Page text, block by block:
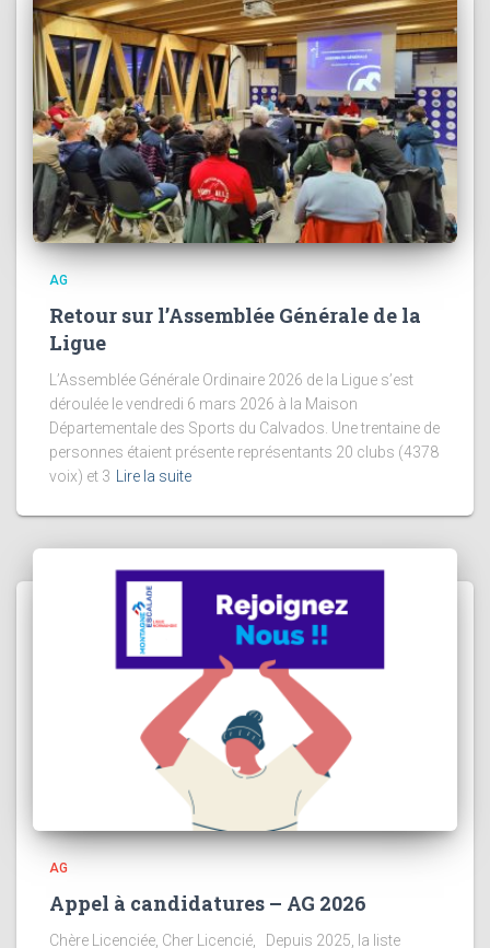
AG
Retour sur l’Assemblée Générale de la
Ligue
L’Assemblée Générale Ordinaire 2026 de la Ligue s’est
déroulée le vendredi 6 mars 2026 à la Maison
Départementale des Sports du Calvados. Une trentaine de
personnes étaient présente représentants 20 clubs (4378
voix) et 3
Lire la suite
AG
Appel à candidatures – AG 2026
Chère Licenciée, Cher Licencié, Depuis 2025, la liste